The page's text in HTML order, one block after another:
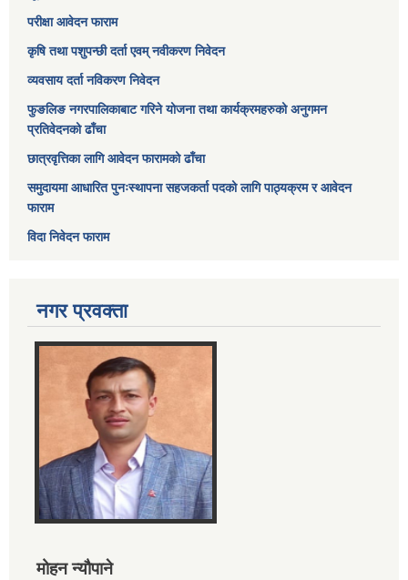
परीक्षा आवेदन फाराम
कृषि तथा पशुपन्छी दर्ता एवम् नवीकरण निवेदन
व्यवसाय दर्ता नविकरण निवेदन
फुङलिङ नगरपालिकाबाट गरिने योजना तथा कार्यक्रमहरुको अनुगमन
प्रतिवेदनको ढाँचा
छात्रवृत्तिका लागि आवेदन फारामको ढाँचा
समुदायमा आधारित पुनःस्थापना सहजकर्ता पदको लागि पाठ्यक्रम र आवेदन
फाराम
विदा निवेदन फाराम
नगर प्रवक्ता
मोहन न्यौपाने